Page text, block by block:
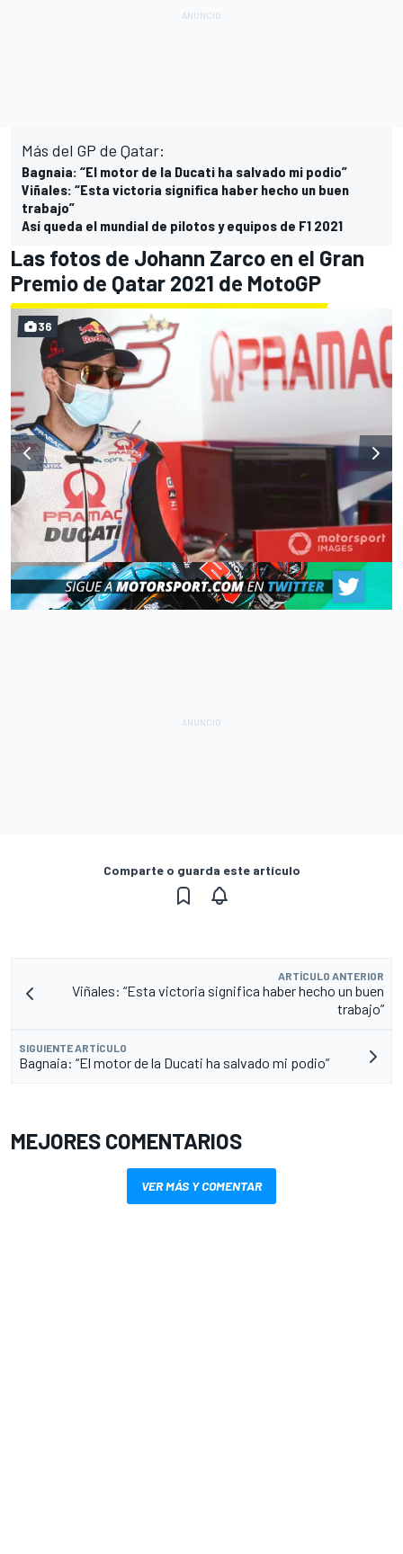
Más del GP de Qatar:
Bagnaia: “El motor de la Ducati ha salvado mi podio”
Viñales: “Esta victoria significa haber hecho un buen
trabajo”
Así queda el mundial de pilotos y equipos de F1 2021
Las fotos de Johann Zarco en el Gran
Premio de Qatar 2021 de MotoGP
36
Comparte o guarda este artículo
ARTÍCULO ANTERIOR
Viñales: “Esta victoria significa haber hecho un buen
trabajo”
SIGUIENTE ARTÍCULO
Bagnaia: “El motor de la Ducati ha salvado mi podio”
MEJORES COMENTARIOS
VER MÁS Y COMENTAR